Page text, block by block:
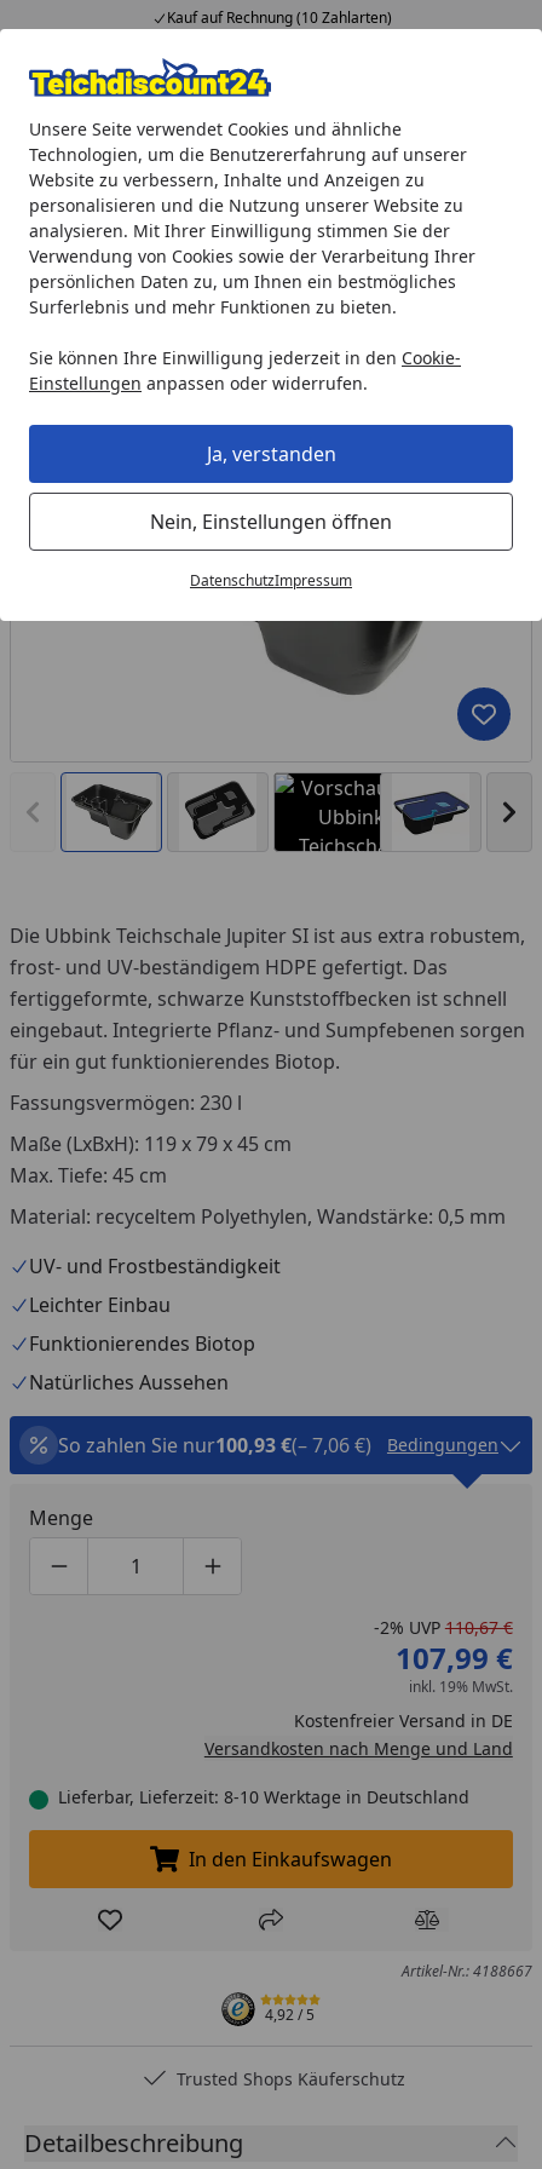
Unsere Seite verwendet Cookies und ähnliche
Technologien, um die Benutzererfahrung auf unserer
Website zu verbessern, Inhalte und Anzeigen zu
personalisieren und die Nutzung unserer Website zu
analysieren. Mit Ihrer Einwilligung stimmen Sie der
Verwendung von Cookies sowie der Verarbeitung Ihrer
persönlichen Daten zu, um Ihnen ein bestmögliches
Surferlebnis und mehr Funktionen zu bieten.
Sie können Ihre Einwilligung jederzeit in den Cookie-
Einstellungen anpassen oder widerrufen.
Ja, verstanden
Nein, Einstellungen öffnen
DatenschutzImpressum
Kauf auf Rechnung (10 Zahlarten)
Alle Produkte
Mein Konto
Suchen
Startseite
Ubbink Teichschale Fertigteich Jupiter SI - 230 l
Ubbink Teichschale Fertigteich
Jupiter SI - 230 l
Vorheriges Bild anzeigen
Die Ubbink Teichschale Jupiter SI ist aus extra robustem,
frost- und UV-beständigem HDPE gefertigt. Das
fertiggeformte, schwarze Kunststoffbecken ist schnell
eingebaut. Integrierte Pflanz- und Sumpfebenen sorgen
für ein gut funktionierendes Biotop.
Fassungsvermögen: 230 l
Maße (LxBxH): 119 x 79 x 45 cm
Max. Tiefe: 45 cm
Material: recyceltem Polyethylen, Wandstärke: 0,5 mm
UV- und Frostbeständigkeit
Leichter Einbau
Funktionierendes Biotop
Natürliches Aussehen
So zahlen Sie nur100,93 €(– 7,06 €) Bedingungen
Menge
Produktmenge um eins verringern
Produktmenge manuell eingeben
Produktmenge um eins erhöhen
-2% UVP 110,67 €
107,99 €
inkl. 19% MwSt.
Kostenfreier Versand in DE
Versandkosten nach Menge und Land
Lieferbar, Lieferzeit: 8-10 Werktage in Deutschland
In den Einkaufswagen legen
In den Einkaufswagen
Produkt zur Wunschliste hinzufügen
Teilen Produkt
Artikel-Nr.: 4188667
4,92/ 5
Trusted Shops Käuferschutz
Detailbeschreibung